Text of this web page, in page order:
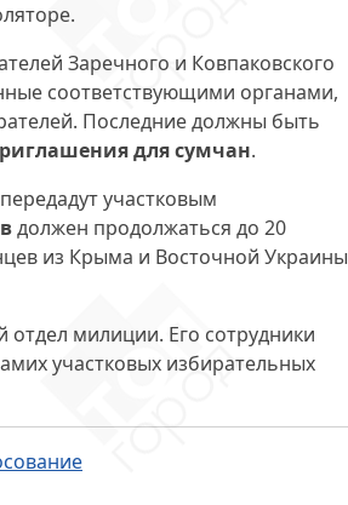
Заречного и Ковпаковского
соответствующими органами,
Последние должны быть
для сумчан.
участковым
должен продолжаться до 20
из Крыма и Восточной Украины
милиции. Его сотрудники
участковых избирательных